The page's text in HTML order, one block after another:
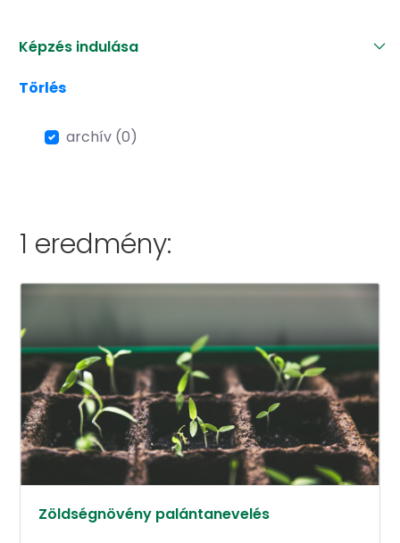
Képzés indulása
Törlés
archív (0)
1 eredmény:
Zöldségnövény palántanevelés